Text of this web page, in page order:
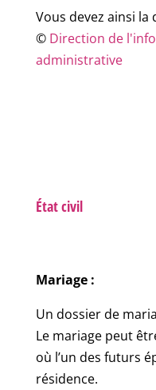
Vous devez ainsi la
© Direction de
administrative
État civil
Mariage :
Un dossier de
Le mariage peut
où l’un des futurs
résidence.